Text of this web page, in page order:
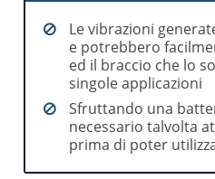
Le vibrazioni
e potrebbero
ed il braccio che lo
singole applicazioni
Sfruttando una
necessario talvolta
prima di poter